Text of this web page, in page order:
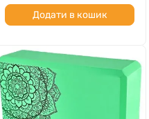
Додати в кошик